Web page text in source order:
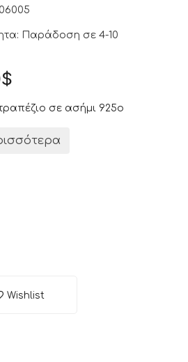
Παράδοση σε 4-10
σε ασήμι 925ο
Wishlist